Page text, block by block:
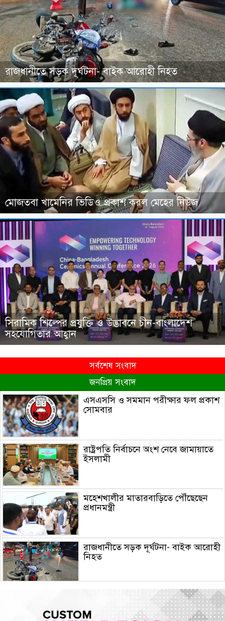
রাজধানীতে সড়ক দূর্ঘটনা- বাইক আরোহী নিহত
মোজতবা খামেনির ভিডিও প্রকাশ করল মেহের নিউজ
সিরামিক শিল্পের প্রযুক্তি ও উদ্ভাবনে চীন-বাংলাদেশ
সহযোগিতার আহ্বান
সর্বশেষ সংবাদ
জনপ্রিয় সংবাদ
এসএসসি ও সমমান পরীক্ষার ফল প্রকাশ
সোমবার
রাষ্ট্রপতি নির্বাচনে অংশ নেবে জামায়াতে
ইসলামী
মহেশখালীর মাতারবাড়িতে পৌঁছেছেন
প্রধানমন্ত্রী
রাজধানীতে সড়ক দূর্ঘটনা- বাইক আরোহী
নিহত
মোজতবা খামেনির ভিডিও প্রকাশ করল